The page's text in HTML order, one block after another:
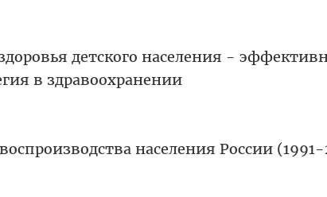
детского населения -
в здравоохранении
населения России